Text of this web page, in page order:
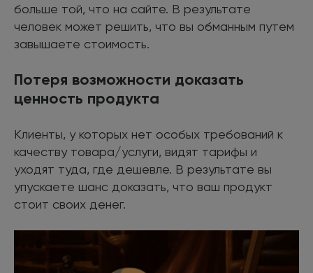
больше той, что на сайте. В результате
человек может решить, что вы обманным путем
завышаете стоимость.
Потеря возможности доказать
ценность продукта
Клиенты, у которых нет особых требований к
качеству товара/услуги, видят тарифы и
уходят туда, где дешевле. В результате вы
упускаете шанс доказать, что ваш продукт
стоит своих денег.